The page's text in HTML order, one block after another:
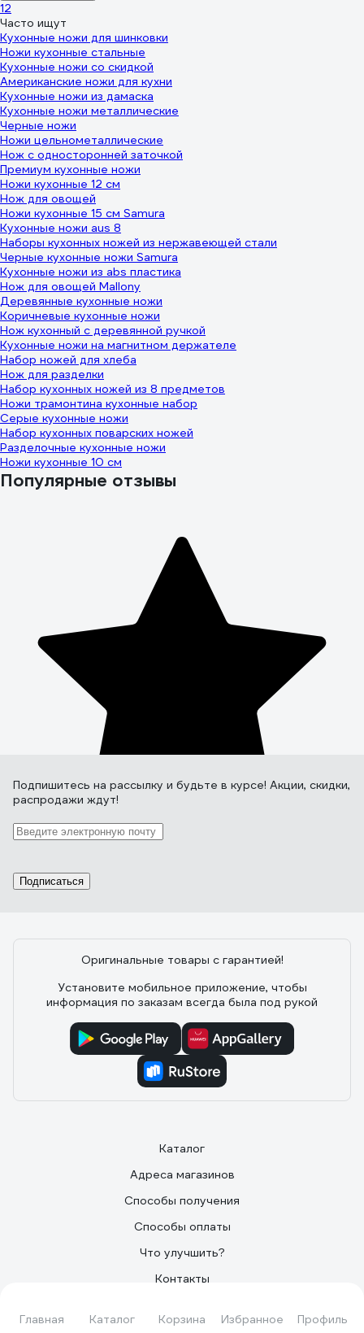
Главная Каталог Корзина Избранное Профиль
12
Часто ищут
Кухонные ножи для шинковки
Ножи кухонные стальные
Кухонные ножи со скидкой
Американские ножи для кухни
Кухонные ножи из дамаска
Кухонные ножи металлические
Черные ножи
Ножи цельнометаллические
Нож с односторонней заточкой
Премиум кухонные ножи
Ножи кухонные 12 см
Нож для овощей
Ножи кухонные 15 см Samura
Кухонные ножи aus 8
Наборы кухонных ножей из нержавеющей стали
Черные кухонные ножи Samura
Кухонные ножи из abs пластика
Нож для овощей Mallony
Деревянные кухонные ножи
Коричневые кухонные ножи
Нож кухонный с деревянной ручкой
Кухонные ножи на магнитном держателе
Набор ножей для хлеба
Нож для разделки
Набор кухонных ножей из 8 предметов
Ножи трамонтина кухонные набор
Серые кухонные ножи
Набор кухонных поварских ножей
Разделочные кухонные ножи
Ножи кухонные 10 см
Популярные отзывы
Подпишитесь на рассылку и будьте в курсе! Акции, скидки,
распродажи ждут!
Подписаться
Оригинальные товары с гарантией!
Установите мобильное приложение, чтобы
информация по заказам всегда была под рукой
Каталог
Адреса магазинов
Способы получения
Способы оплаты
Что улучшить?
Контакты